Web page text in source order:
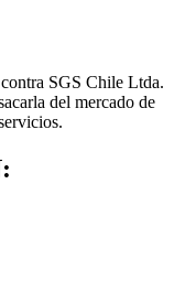
SGS Chile Ltda.
del mercado de